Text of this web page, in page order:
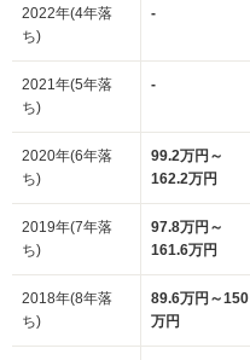
2022年(4年落
ち)
-
2021年(5年落
ち)
-
2020年(6年落
ち)
99.2万円～
162.2万円
2019年(7年落
ち)
97.8万円～
161.6万円
2018年(8年落
ち)
89.6万円～150
万円